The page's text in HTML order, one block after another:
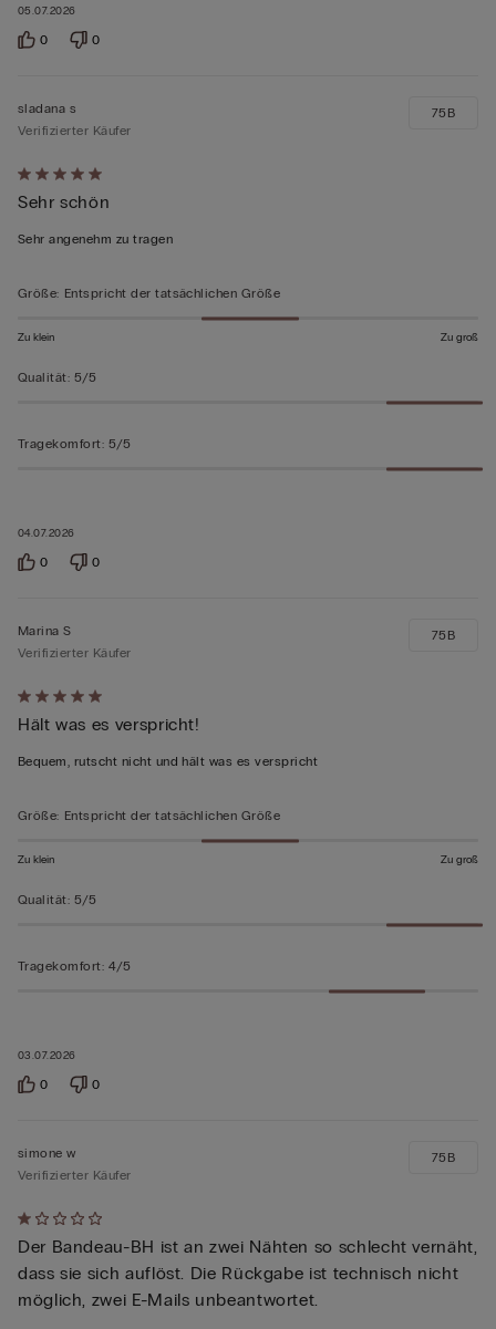
05.07.2026
0 0
Mit
5
von
bewertet
04.07.2026
sladana s
Verifizierter Käufer
Sehr schön
Sehr angenehm zu tragen
75B
Größe: Entspricht der tatsächlichen Größe
Zu klein Zu groß
Qualität: 5/5
Tragekomfort: 5/5
0 0
Mit
5
von
bewertet
03.07.2026
Marina S
Verifizierter Käufer
Hält was es verspricht!
Bequem, rutscht nicht und hält was es verspricht
75B
Größe: Entspricht der tatsächlichen Größe
Zu klein Zu groß
Qualität: 5/5
Tragekomfort: 4/5
0 0
Mit
1
von
5
simone w
Verifizierter Käufer
Der Bandeau-BH ist an zwei Nähten so schlecht vernäht,
dass sie sich auflöst. Die Rückgabe ist technisch nicht
möglich, zwei E-Mails unbeantwortet.
75B